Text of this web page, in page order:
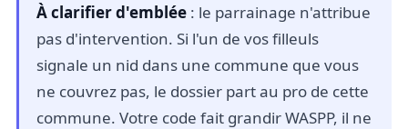
À clarifier d'emblée : le parrainage n'attribue
pas d'intervention. Si l'un de vos filleuls
signale un nid dans une commune que vous
ne couvrez pas, le dossier part au pro de cette
commune. Votre code fait grandir WASPP, il ne